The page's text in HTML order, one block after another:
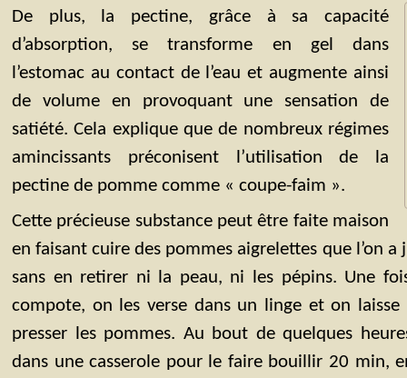
De plus, la pectine, grâce à sa capacité
d’absorption, se transforme en gel dans
l’estomac au contact de l’eau et augmente ainsi
de volume en provoquant une sensation de
satiété. Cela explique que de nombreux régimes
amincissants préconisent l’utilisation de la
pectine de pomme comme « coupe-faim ».
Cette précieuse substance peut être faite maison
en faisant cuire des pommes aigrelettes que l’on a
sans en retirer ni la peau, ni les pépins. Une
compote, on les verse dans un linge et on laisse
presser les pommes. Au bout de quelques
dans une casserole pour le faire bouillir 20 min,